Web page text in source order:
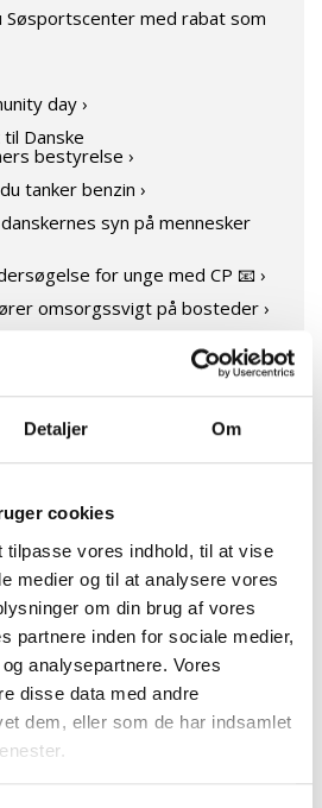
Detaljer Om
cookies
tilpasse vores indhold, til at vise
medier og til at analysere vores
om din brug af vores
partnere inden for sociale medier,
analysepartnere. Vores
disse data med andre
dem, eller som de har indsamlet
Søsportscenter med rabat som
day ›
Danske
bestyrelse ›
tanker benzin ›
syn på mennesker
for unge med CP 📧 ›
omsorgssvigt på bosteder ›
med handicap at få
på årets
›
'En helt særlig familie' ›
Helene Elsass Prisen 2025? ›
for et voksenløft på